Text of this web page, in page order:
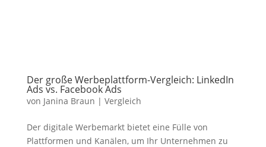
Der große Werbeplattform-Vergleich: LinkedIn
Ads vs. Facebook Ads
von Janina Braun | Vergleich
‍Der digitale Werbemarkt bietet eine Fülle von
Plattformen und Kanälen, um Ihr Unternehmen zu